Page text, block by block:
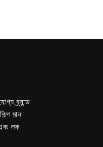
ব্র্যান্ড
মান
লক